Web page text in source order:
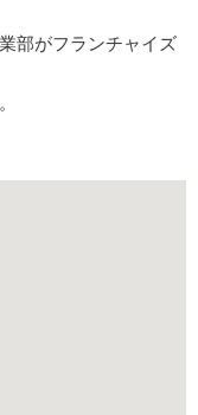
部がフランチャイズ